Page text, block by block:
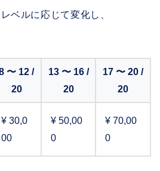
ベルに応じて変化し、
〜 12 /
20
13 〜 16 /
20
17 〜 20 /
20
¥ 30,0
00
¥ 50,00
0
¥ 70,00
0